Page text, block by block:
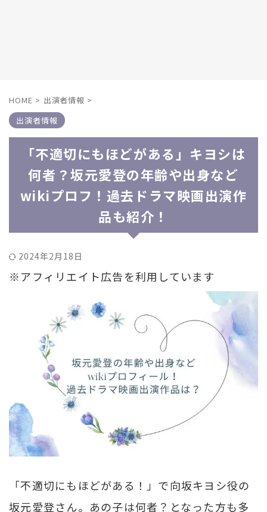
HOME > 出演者情報 >
出演者情報
「不適切にもほどがある」キヨシは
何者？坂元愛登の年齢や出身など
wikiプロフ！過去ドラマ映画出演作
品も紹介！
2024年2月18日
※アフィリエイト広告を利用しています
「不適切にもほどがある！」で向坂キヨシ役の
坂元愛登さん。あの子は何者？となった方も多